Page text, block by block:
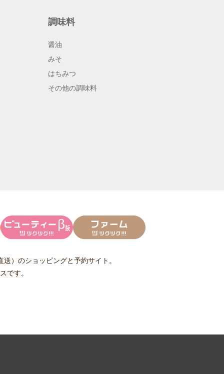
調味料
醤油
みそ
はちみつ
その他の調味料
） のショッピングと予約サイト。
です。